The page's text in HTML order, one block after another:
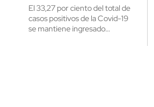
El 33,27 por ciento del total de
casos positivos de la Covid-19
se mantiene ingresado…